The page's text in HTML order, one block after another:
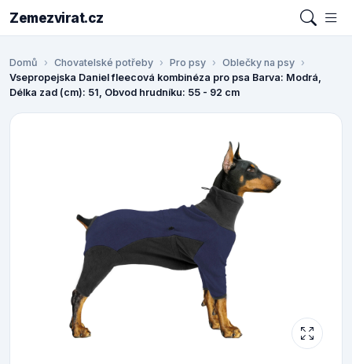
Zemezvirat.cz
Domů Chovatelské potřeby Pro psy
Oblečky na psy
Vsepropejska Daniel fleecová kombinéza pro psa Barva: Modrá,
Délka zad (cm): 51, Obvod hrudníku: 55 - 92 cm